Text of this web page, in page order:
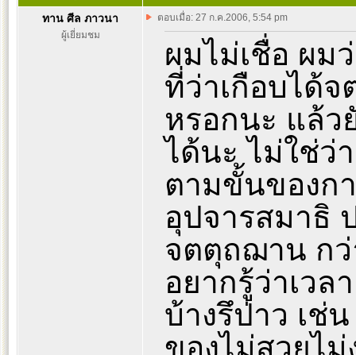
ทาน ศีล ภาวนา
ผู้เยี่ยมชม
ตอบเมื่อ: 27 ก.ค.2006, 5:54 pm
ผมไม่เชื่อ ผม
ที่ว่าเกือบได้
หรอกนะ แล้ว
ได้นะ ไม่ใช่ว่
ตามขั้นของก
อุปจารสมาธิ
จตตุถฌาน กว่
อยากรู้ว่าเว
บ้างรึป่าว เช่
ของไม่สวยไ